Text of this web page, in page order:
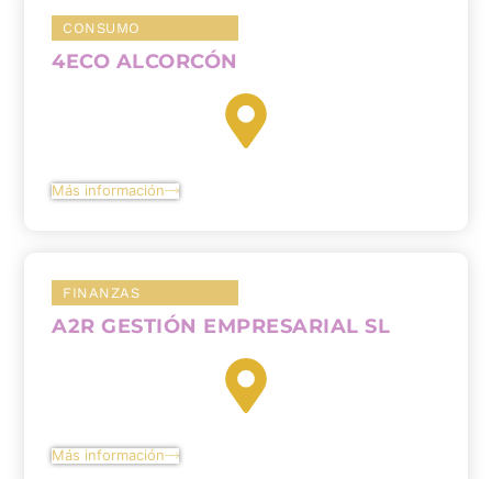
CONSUMO
4ECO ALCORCÓN
Más información
FINANZAS
A2R GESTIÓN EMPRESARIAL SL
Más información